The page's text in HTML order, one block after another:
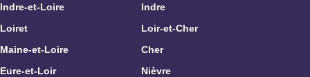
Indre-et-Loire
Indre
Loiret
Loir-et-Cher
Maine-et-Loire
Cher
Eure-et-Loir
Nièvre